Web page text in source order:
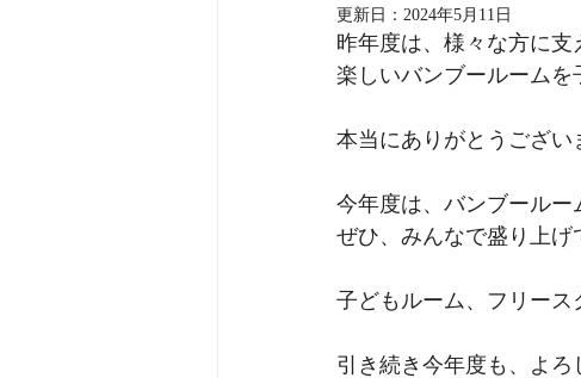
更新日： 2024年5月11日
昨年度は、様々な方に支
楽しいバンブールームを
本当にありがとうござい
今年度は、バンブールー
ぜひ、みんなで盛り上げ
子どもルーム、フリース
引き続き今年度も、よろ